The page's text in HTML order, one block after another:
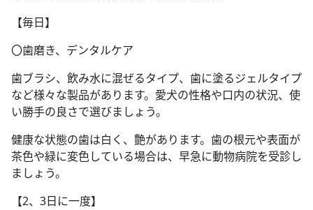
【毎日】
〇歯磨き、デンタルケア
歯ブラシ、飲み水に混ぜるタイプ、歯に塗るジェルタイプ
など様々な製品があります。愛犬の性格や口内の状況、使
い勝手の良さで選びましょう。
健康な状態の歯は白く、艶があります。歯の根元や表面が
茶色や緑に変色している場合は、早急に動物病院を受診し
ましょう。
【2、3日に一度】